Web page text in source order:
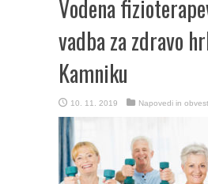
Vodena
vadba za zdravo
Kamniku
10. 11. 2019 Napovedi in